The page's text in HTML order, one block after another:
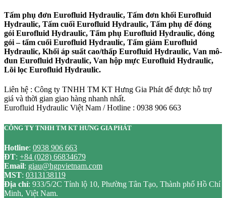
Tấm phụ đơn Eurofluid Hydraulic, Tấm đơn khối Eurofluid
Hydraulic, Tấm cuối Eurofluid Hydraulic, Tấm phụ để đóng
gói Eurofluid Hydraulic, Tấm phụ Eurofluid Hydraulic, đóng
gói – tấm cuối Eurofluid Hydraulic, Tấm giảm Eurofluid
Hydraulic, Khối áp suất cao/thấp Eurofluid Hydraulic, Van mô-
đun Eurofluid Hydraulic, Van hộp mực Eurofluid Hydraulic,
Lõi lọc Eurofluid Hydraulic.
Liên hệ : Công ty TNHH TM KT Hưng Gia Phát để được hỗ trợ
giá và thời gian giao hàng nhanh nhất.
Eurofluid Hydraulic Việt Nam / Hotline : 0938 906 663
CÔNG TY TNHH TM KT HƯNG GIA PHÁT
Hotline: 0938 906 663
ĐT: +84 (028) 66834679
Email: giau@hgpvietnam.com
MST: 0313138119
Địa chỉ: 933/5/2C Tỉnh lộ 10, Phường Tân Tạo, Thành phố Hồ Chí
Minh, Việt Nam.